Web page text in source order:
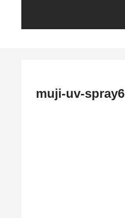
muji-uv-spray6